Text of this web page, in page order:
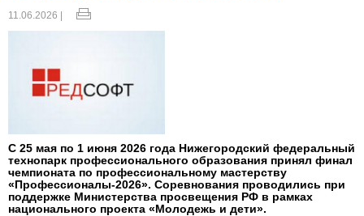
11.06.2026 |
С 25 мая по 1 июня 2026 года Нижегородский федеральный
технопарк профессионального образования принял финал
чемпионата по профессиональному мастерству
«Профессионалы-2026». Соревнования проводились при
поддержке Министерства просвещения РФ в рамках
национального проекта «Молодежь и дети».